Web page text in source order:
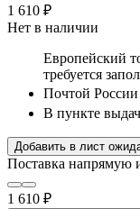
1 610 ₽
Нет в наличии
Европейский
требуется
Почтой России
В пункте
Добавить в лист
Поставка напрямую
1 610 ₽